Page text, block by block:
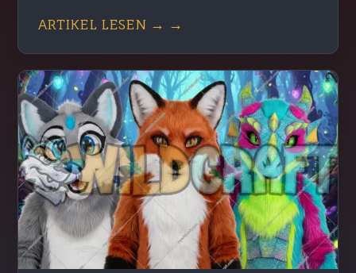
ARTIKEL LESEN → →